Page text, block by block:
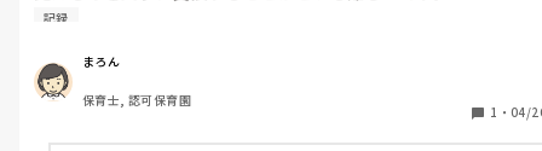
園全体でそのようになっているのだとしたら、一度理由を聞いてみ
長々と失礼しました。
皆さんは記録するにあたりどんなこと意識されてますか？
記録
まろん
保育士, 認可保育園
1 ・ 04/